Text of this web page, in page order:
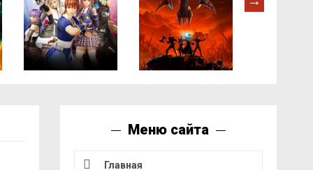
Меню сайта
Главная